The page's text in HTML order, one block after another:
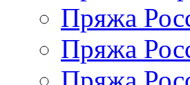
Пряжа
Пряжа